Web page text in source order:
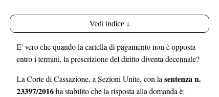
Vedi indice ↓
E' vero che quando la cartella di pagamento non è opposta
entro i termini, la prescrizione del diritto diventa decennale?
La Corte di Cassazione, a Sezioni Unite, con la sentenza n.
23397/2016ha stabilito che la risposta alla domanda è: